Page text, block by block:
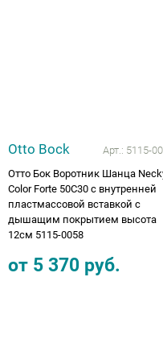
Otto Bock Арт.: 5115-
Отто Бок Воротник Шанца
Color Forte 50С30 с внутренней
пластмассовой вставкой с
дышащим покрытием высота
12см 5115-0058
от 5 370 руб.
ОПОРЫ,
для ЛФК
Одежда ортопедическая